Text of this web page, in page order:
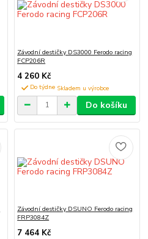
Závodní destičky DS3000 Ferodo racing
FCP206R
4 260 Kč
Do týdne
Do košíku
Závodní destičky DSUNO Ferodo racing
FRP3084Z
7 464 Kč